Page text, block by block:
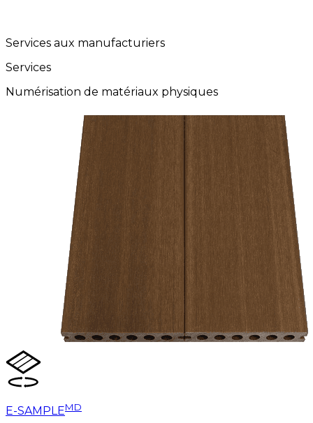
Services aux manufacturiers
Services
Numérisation de matériaux physiques
E-SAMPLEMD